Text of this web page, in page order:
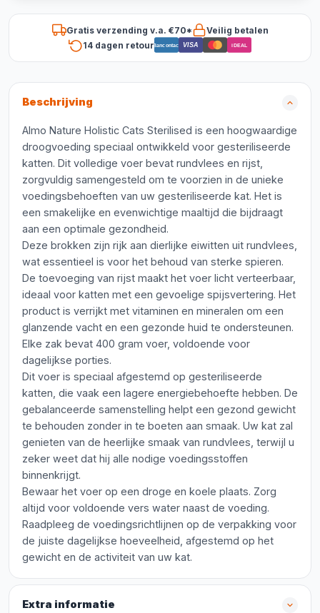
Gratis verzending v.a. €70*
Veilig betalen
14 dagen retourBancontact VISA iDEAL
Beschrijving
Almo Nature Holistic Cats Sterilised is een hoogwaardige
droogvoeding speciaal ontwikkeld voor gesteriliseerde
katten. Dit volledige voer bevat rundvlees en rijst,
zorgvuldig samengesteld om te voorzien in de unieke
voedingsbehoeften van uw gesteriliseerde kat. Het is
een smakelijke en evenwichtige maaltijd die bijdraagt
aan een optimale gezondheid.
Deze brokken zijn rijk aan dierlijke eiwitten uit rundvlees,
wat essentieel is voor het behoud van sterke spieren.
De toevoeging van rijst maakt het voer licht verteerbaar,
ideaal voor katten met een gevoelige spijsvertering. Het
product is verrijkt met vitaminen en mineralen om een
glanzende vacht en een gezonde huid te ondersteunen.
Elke zak bevat 400 gram voer, voldoende voor
dagelijkse porties.
Dit voer is speciaal afgestemd op gesteriliseerde
katten, die vaak een lagere energiebehoefte hebben. De
gebalanceerde samenstelling helpt een gezond gewicht
te behouden zonder in te boeten aan smaak. Uw kat zal
genieten van de heerlijke smaak van rundvlees, terwijl u
zeker weet dat hij alle nodige voedingsstoffen
binnenkrijgt.
Bewaar het voer op een droge en koele plaats. Zorg
altijd voor voldoende vers water naast de voeding.
Raadpleeg de voedingsrichtlijnen op de verpakking voor
de juiste dagelijkse hoeveelheid, afgestemd op het
gewicht en de activiteit van uw kat.
Extra informatie